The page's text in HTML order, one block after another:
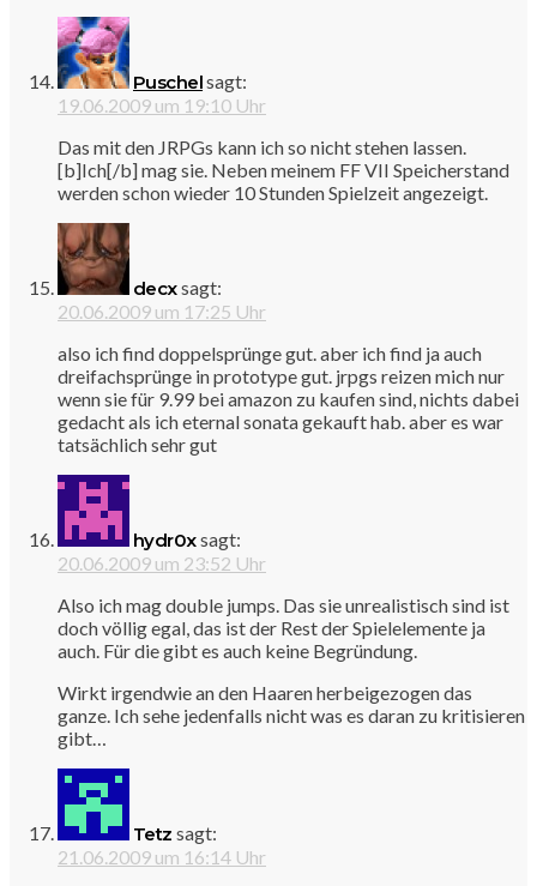
Puschelsagt:
19.06.2009 um 19:10 Uhr
Das mit den JRPGs kann ich so nicht stehen lassen.
[b]Ich[/b] mag sie. Neben meinem FF VII Speicherstand
werden schon wieder 10 Stunden Spielzeit angezeigt.
decxsagt:
20.06.2009 um 17:25 Uhr
also ich find doppelsprünge gut. aber ich find ja auch
dreifachsprünge in prototype gut. jrpgs reizen mich nur
wenn sie für 9.99 bei amazon zu kaufen sind, nichts dabei
gedacht als ich eternal sonata gekauft hab. aber es war
tatsächlich sehr gut
hydr0xsagt:
20.06.2009 um 23:52 Uhr
Also ich mag double jumps. Das sie unrealistisch sind ist
doch völlig egal, das ist der Rest der Spielelemente ja
auch. Für die gibt es auch keine Begründung.
Wirkt irgendwie an den Haaren herbeigezogen das
ganze. Ich sehe jedenfalls nicht was es daran zu kritisieren
gibt…
Tetz sagt:
21.06.2009 um 16:14 Uhr